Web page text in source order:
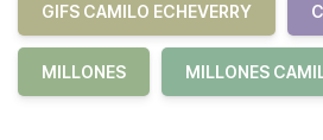
GIFS CAMILO ECHEVERRY
MILLONES MILLONES